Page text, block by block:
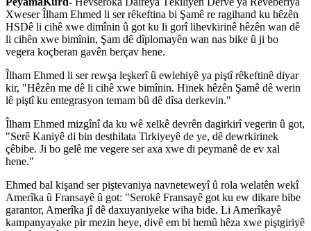
Xweser Îlham Ehmed li ser rêkeftina bi Şamê re ragihand ku hêzên
HSDê li cihê xwe dimînin û got ku li gorî lihevkirinê hêzên wan dê
li cihên xwe bimînin, Şam dê dîplomayên wan nas bike û ji bo
vegera koçberan gavên berçav hene.
Îlham Ehmed li ser rewşa leşkerî û ewlehiyê ya piştî rêkeftinê diyar
kir, "Hêzên me dê li cihê xwe bimînin. Hinek hêzên Şamê dê werin
lê piştî ku entegrasyon temam bû dê dîsa derkevin."
Îlham Ehmed mizgînî da ku wê xelkê devrên dagirkirî vegerin û got,
"Serê Kaniyê di bin desthilata Tirkiyeyê de ye, dê dewrkirinek
çêbibe. Ji bo gelê me vegere ser axa xwe di peymanê de ev xal
hene."
Ehmed bal kişand ser piştevaniya navneteweyî û rola welatên wekî
Amerîka û Fransayê û got: "Serokê Fransayê got ku ew dikare bibe
garantor, Amerîka jî dê daxuyaniyeke wiha bide. Li Amerîkayê
kampanyayake pir mezin heye, divê em bi hemû hêza xwe piştgiriyê